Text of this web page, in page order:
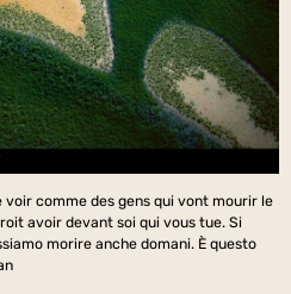
voir comme des gens qui vont mourir le
avoir devant soi qui vous tue. Si
morire anche domani. È questo